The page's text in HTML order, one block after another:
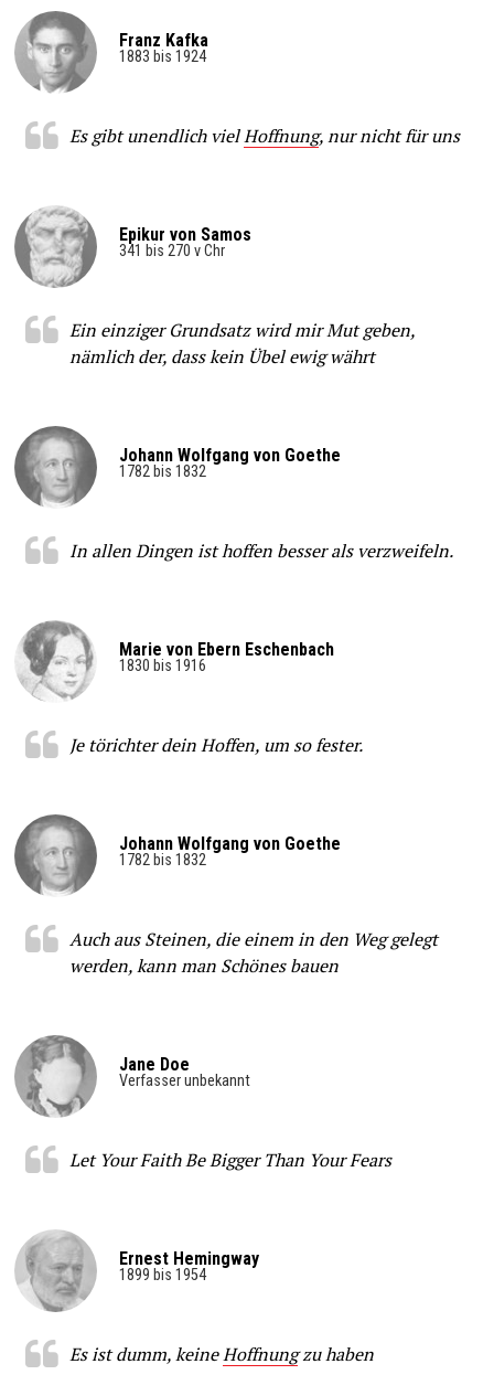
Franz Kafka
1883 bis 1924
Es gibt unendlich vielHoffnung, nur nicht für uns
Epikur von Samos
341 bis 270 v Chr
Ein einziger Grundsatz wird mir Mut geben,
nämlich der, dass kein Übel ewig währt
Johann Wolfgang von Goethe
1782 bis 1832
In allen Dingen ist hoffen besser als verzweifeln.
Marie von Ebern Eschenbach
1830 bis 1916
Je törichter dein Hoffen, um so fester.
Johann Wolfgang von Goethe
1782 bis 1832
Auch aus Steinen, die einem in den Weg gelegt
werden, kann man Schönes bauen
Jane Doe
Verfasser unbekannt
Let Your Faith Be Bigger Than Your Fears
Ernest Hemingway
1899 bis 1954
Es ist dumm, keineHoffnungzu haben